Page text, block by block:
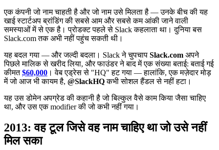
एक कंपनी जो नाम चाहती है और जो नाम उसे मिलता है — उनके बीच की यह
खाई स्टार्टअप ब्रांडिंग की सबसे आम और सबसे कम आंकी जाने वाली
समस्याओं में से एक है। प्रोडक्ट पहले से Slack कहलाता था। दुनिया बस
Slack.com तक अभी नहीं पहुंच सकती थी।
यह बदल गया — और जल्दी बदला। Slack ने चुपचाप Slack.com अपने
पिछले मालिक से खरीद लिया, और फाउंडर ने बाद में एक संख्या बताई: बताई गई
कीमत$60,000 । वेब एड्रेस से "HQ" हट गया — हालांकि, एक मज़ेदार मोड़
में जो आज भी कायम है, @SlackHQकभी सोशल हैंडल से नहीं हटा।
यह उस डोमेन अपग्रेड की कहानी है जो बिल्कुल वैसे काम किया जैसा चाहिए
था, और उस एक modifier की जो कभी नहीं गया।
2013: वह टूल जिसे वह नाम चाहिए था जो उसे नहीं
मिल सका